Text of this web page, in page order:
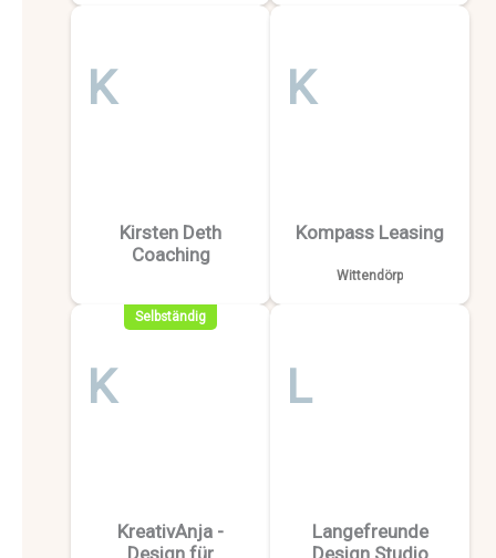
K
Kirsten Deth
Coaching
K
Kompass Leasing
Wittendörp
Selbständig
K
KreativAnja -
Design für
L
Langefreunde
Design Studio